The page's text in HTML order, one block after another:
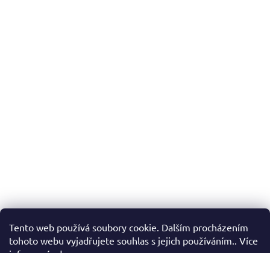
Tento web používá soubory cookie. Dalším procházením
tohoto webu vyjadřujete souhlas s jejich používáním.. Více